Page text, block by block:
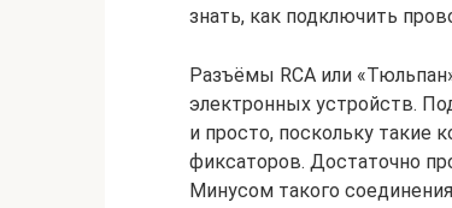
знать, как подключить
Разъёмы RCA или
электронных устройств.
и просто, поскольку
фиксаторов. Достаточно
Минусом такого